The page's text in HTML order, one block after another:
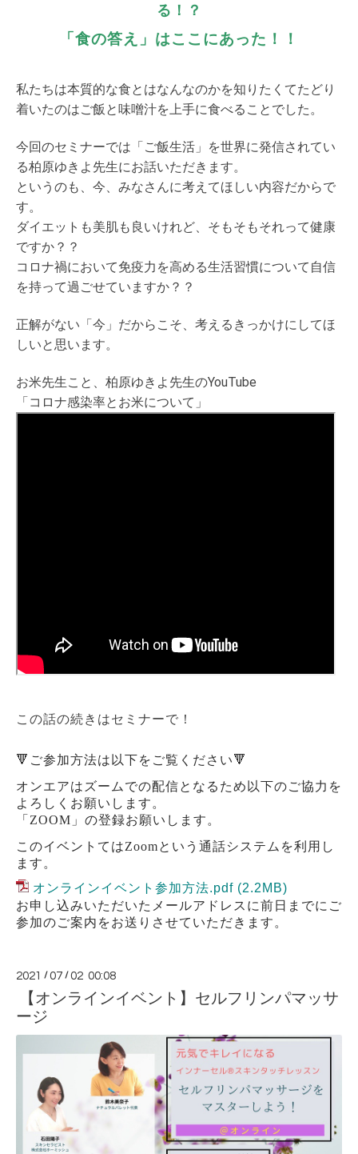
る！？
「食の答え」はここにあった！！
私たちは本質的な食とはなんなのかを知りたくてたどり
着いたのはご飯と味噌汁を上手に食べることでした。
今回のセミナーでは「ご飯生活」を世界に発信されてい
る柏原ゆきよ先生にお話いただきます。
というのも、今、みなさんに考えてほしい内容だからで
す。
ダイエットも美肌も良いけれど、そもそもそれって健康
ですか？？
コロナ禍において免疫力を高める生活習慣について自信
を持って過ごせていますか？？
正解がない「今」だからこそ、考えるきっかけにしてほ
しいと思います。
お米先生こと、柏原ゆきよ先生のYouTube
「コロナ感染率とお米について」
この話の続きはセミナーで！
🔻ご参加方法は以下をご覧ください🔻
オンエアはズームでの配信となるため以下のご協力を
よろしくお願いします。
「 ZOOM 」の登録お願いします。
このイベントてはZoomという通話システムを利用し
ます。
オンラインイベント参加方法.pdf (2.2MB)
お申し込みいただいたメールアドレスに前日までにご
参加のご案内をお送りさせていただきます。
2021 /07 /02 00:08
【オンラインイベント】セルフリンパマッサ
ージ